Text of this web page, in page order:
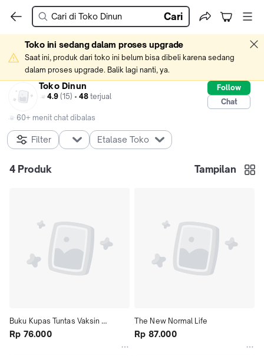
Cari
Toko ini sedang dalam proses upgrade
Saat ini, produk dari toko ini belum bisa dibeli karena sedang
dalam proses upgrade. Balik lagi nanti, ya.
Toko Dinun
4.9 (15) • 48 terjual
Follow
Chat
60+ menit chat dibalas
Filter Etalase Toko
4 Produk Tampilan
Buku Kupas Tuntas Vaksin
Covid19
Rp 76.000
The New Normal Life
Rp 87.000